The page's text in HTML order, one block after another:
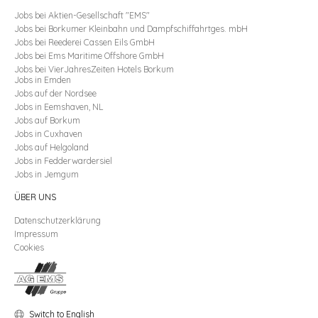
Switch to English
Jobs bei Aktien-Gesellschaft "EMS"
Jobs bei Borkumer Kleinbahn und Dampfschiffahrtges. mbH
Jobs bei Reederei Cassen Eils GmbH
Jobs bei Ems Maritime Offshore GmbH
Jobs bei VierJahresZeiten Hotels Borkum
Jobs in Emden
Jobs auf der Nordsee
Jobs in Eemshaven, NL
Jobs auf Borkum
Jobs in Cuxhaven
Jobs auf Helgoland
Jobs in Fedderwardersiel
Jobs in Jemgum
ÜBER UNS
Datenschutzerklärung
Impressum
Cookies